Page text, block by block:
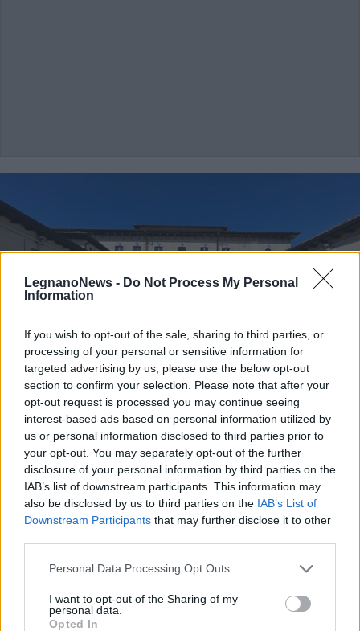
LegnanoNews - Do Not Process My Personal
Information
If you wish to opt-out of the sale, sharing to third parties, or
processing of your personal or sensitive information for
targeted advertising by us, please use the below opt-out
section to confirm your selection. Please note that after your
opt-out request is processed you may continue seeing
interest-based ads based on personal information utilized by
us or personal information disclosed to third parties prior to
your opt-out. You may separately opt-out of the further
disclosure of your personal information by third parties on the
IAB’s list of downstream participants. This information may
also be disclosed by us to third parties on the IAB’s List of
Downstream Participants that may further disclose it to other
Personal Data Processing Opt Outs
I want to opt-out of the Sharing of my
personal data.
Opted In
CERRO MAGGIORE
Approvato il nuovo PGT di Cerro
Maggiore: “Da qui possiamo e
dobbiamo ripartire”